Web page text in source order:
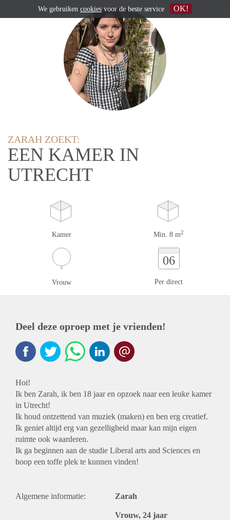
ZARAH ZOEKT:
EEN KAMER IN
UTRECHT
Kamer Min. 8 m2
Vrouw
06
Per direct
Deel deze oproep met je vrienden!
Hoi!
Ik ben Zarah, ik ben 18 jaar en opzoek naar een leuke kamer
in Utrecht!
Ik houd ontzettend van muziek (maken) en ben erg creatief.
Ik geniet altijd erg van gezelligheid maar kan mijn eigen
ruimte ook waarderen.
Ik ga beginnen aan de studie Liberal arts and Sciences en
hoop een toffe plek te kunnen vinden!
Algemene informatie: Zarah
Vrouw, 24 jaar
We gebruiken cookies voor de beste service OK!